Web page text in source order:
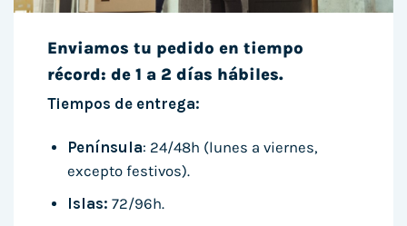
Enviamos tu pedido en tiempo
récord: de 1 a 2 días hábiles.
Tiempos de entrega:
Península: 24/48h (lunes a viernes,
excepto festivos).
Islas: 72/96h.